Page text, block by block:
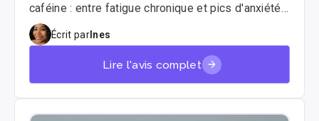
caféine : entre fatigue chronique et pics d'anxiété.
Dans cet article, je décortique pour vous Primal
Supplements Shilajit, une marque qui promet une
pureté inégalée pour optimiser votre énergie
mitochondriale sans les effets délétères du café
classique.
Écrit parInes
Lire l'avis complet